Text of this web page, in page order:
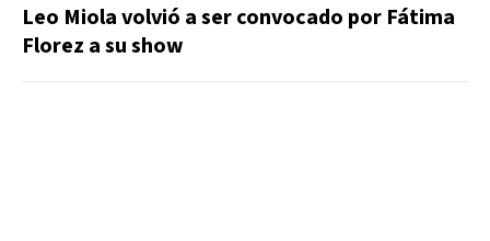
Leo Miola volvió a ser convocado por Fátima
Florez a su show